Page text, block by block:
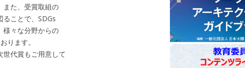
また、受賞取組の
ことで、SDGs
様々な分野からの
ります。
世代賞もご用意して